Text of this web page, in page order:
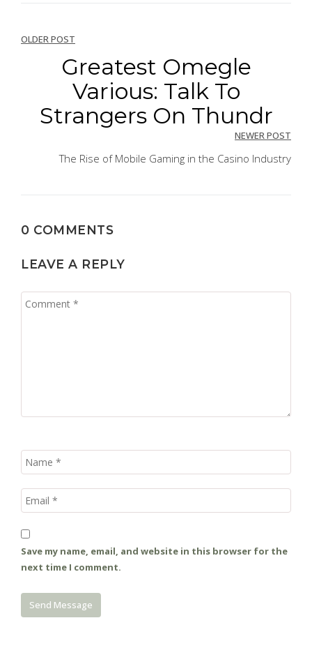
Post
navigation
OLDER POST
Greatest Omegle
Various: Talk To
Strangers On Thundr
NEWER POST
The Rise of Mobile Gaming in the Casino Industry
0 COMMENTS
LEAVE A REPLY
Save my name, email, and website in this browser for the
next time I comment.